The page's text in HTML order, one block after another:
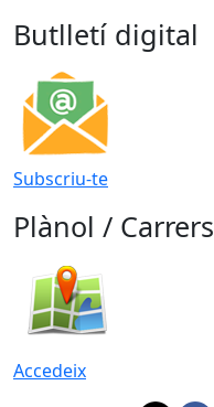
Butlletí digital
Subscriu-te
Plànol / Carrers
Accedeix